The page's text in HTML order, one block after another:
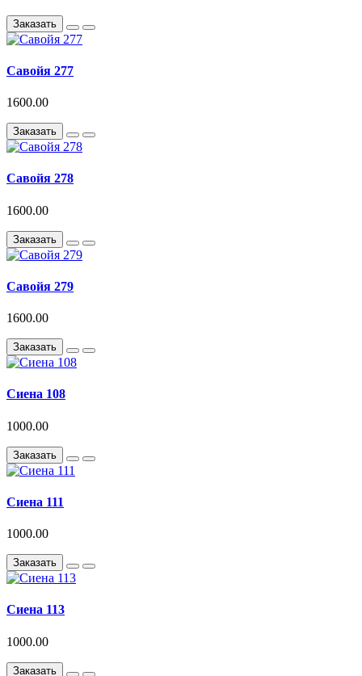
Заказать
Савойя 277
1600.00
Заказать
Савойя 278
1600.00
Заказать
Савойя 279
1600.00
Заказать
Сиена 108
1000.00
Заказать
Сиена 111
1000.00
Заказать
Сиена 113
1000.00
Заказать